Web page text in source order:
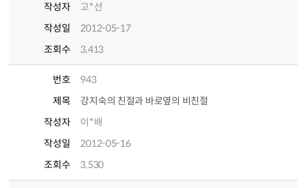
작성자
고*선
작성일
2012-05-17
조회수
3,413
번호
943
제목
강지숙의 친절과 바로옆의 비친절
작성자
이*배
작성일
2012-05-16
조회수
3,530